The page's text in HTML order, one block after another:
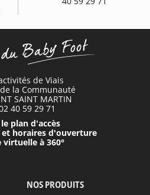
de Viais
la Communauté
SAINT MARTIN
40 59 29 71
plan d'accès
horaires d'ouverture
virtuelle à 360°
NOS PRODUITS